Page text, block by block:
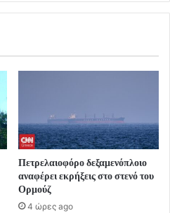
Πετρελαιοφόρο δεξαμενόπλοιο
αναφέρει εκρήξεις στο στενό του
Ορμούζ
4 ώρες ago